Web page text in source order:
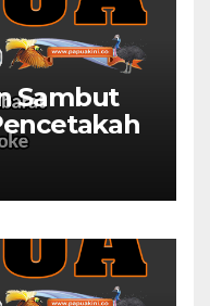
Sambut
di Papua